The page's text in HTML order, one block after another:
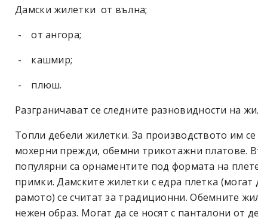
Дамски жилетки от вълна;
-
от ангора;
-
кашмир;
-
плюш.
Разграничават се следните разновидности на
Топли дебели жилетки. За производството им
мохерни прежди, обемни трикотажни платове.
популярни са орнаментите под формата на
примки. Дамските жилетки с едра плетка
рамото) се считат за традиционни. Обемните
нежен образ. Могат да се носят с панталони от